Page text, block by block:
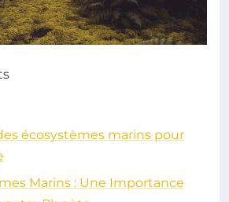
écosystèmes marins pour
Marins : Une Importance